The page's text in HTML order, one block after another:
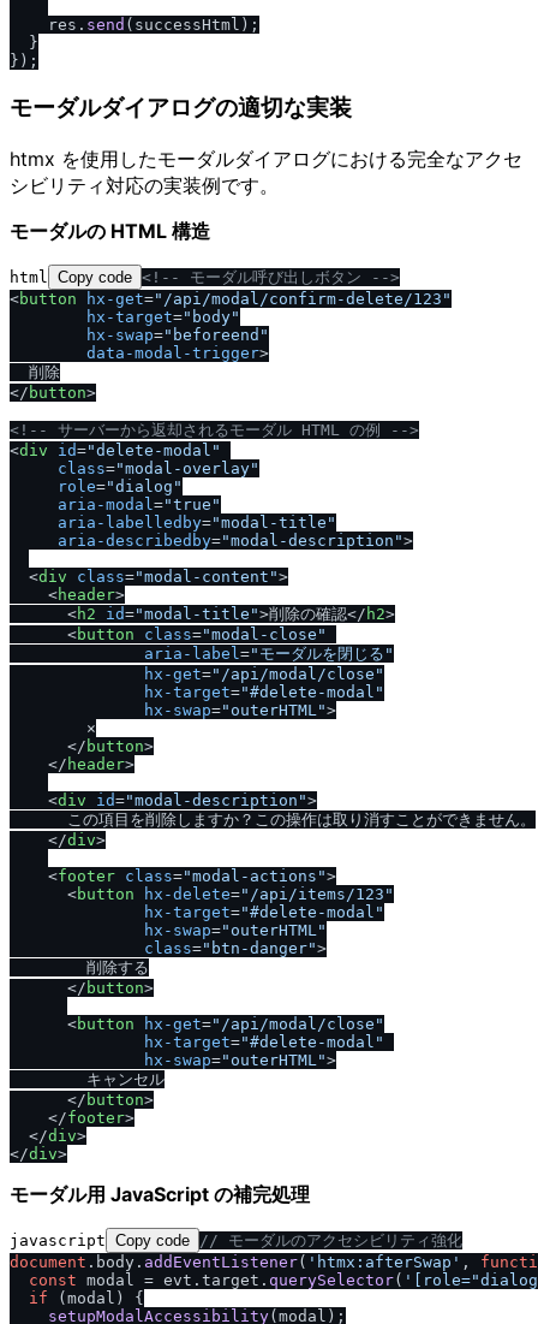
    res.
send (successHtml);
  }
モーダルダイアログの適切な実装
htmx を使用したモーダルダイアログにおける完全なアクセ
シビリティ対応の実装例です。
モーダルの HTML 構造
html Copy code <!-- モーダル呼び出しボタン -->
<button hx-get="/api/modal/confirm-delete/123"
hx-target="body"
hx-swap="beforeend"
data-modal-trigger>
</ button>
<!-- サーバーから返却されるモーダル HTML の例 -->
<div id="delete-modal"
class="modal-overlay"
role="dialog"
aria-modal ="true"
aria-labelledby="modal-title"
aria-describedby="modal-description">
<div class="modal-content">
<header>
<h2 id="modal-title">削除の確認</ h2>
<button class="modal-close"
aria-label ="モーダルを閉じる"
hx-get="/api/modal/close"
hx-target="#delete-modal"
hx-swap="outerHTML">
        ×
</ button>
</ header>
<div id="modal-description">
      この項目を削除しますか？この操作は取り消すことができません。
</div>
<footer class="modal-actions">
<button hx-delete="/api/items/123"
hx-target="#delete-modal"
hx-swap="outerHTML"
class="btn-danger">
        削除する
</ button>
<button hx-get="/api/modal/close"
hx-target="#delete-modal"
hx-swap="outerHTML">
        キャンセル
</ button>
</footer>
</div>
</div>
モーダル用 JavaScript の補完処理
javascript Copy code / / モーダルのアクセシビリティ強化
document . body . addEventListener( 'htmx:afterSwap' ,
const modal = evt. target . querySelector(
if (modal) {
setupModalAccessibility(modal);